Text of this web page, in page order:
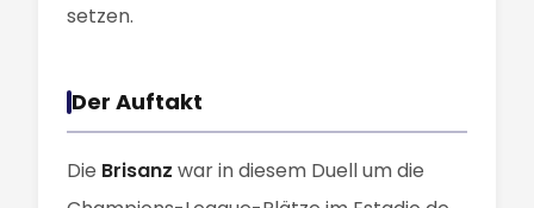
setzen.
Der Auftakt
Die Brisanz war in diesem Duell um die